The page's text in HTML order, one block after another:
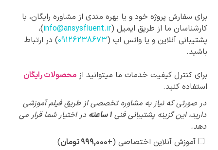
برای سفارش پروژه خود و یا بهره مندی از مشاوره رایگان، با
کارشناسان ما از طریق ایمیل (info@ansysfluent.ir)،
پشتیبانی آنلاین و یا واتس اپ (09126238673) در ارتباط
باشید.
برای کنترل کیفیت خدمات ما میتوانید ازمحصولات رایگان
استفاده کنید.
پیشنهادات
ویژه
در صورتی که نیاز به مشاوره تخصصی از طریق فیلم آموزشی
دارید، این گزینه پشتیبانی فنی1 ساعته
در اختیار شما قرار می
دهد.
آموزش آنلاین اختصاصی (+۹۹۹,۰۰۰تومان)